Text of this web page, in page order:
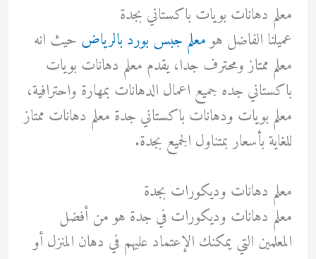
معلم دهانات بويات باكستاني بجدة
عميلنا الفاضل هومعلم جبس بورد بالرياض حيث انه
معلم ممتاز ومحترف جدا، يقدم معلم دهانات بويات
باكستاني جده جميع اعمال الدهانات بمهارة واحترافية،
معلم بويات ودهانات باكستاني جدة معلم دهانات ممتاز
للغاية بأسعار بمتناول الجميع بجدة.
معلم دهانات وديكورات بجدة
معلم دهانات وديكورات في جدة هو من أفضل
المعلمين التي يمكنك الإعتماد عليهم في دهان المنزل أو